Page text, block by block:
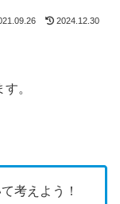
2024.12.30
。
考えよう！